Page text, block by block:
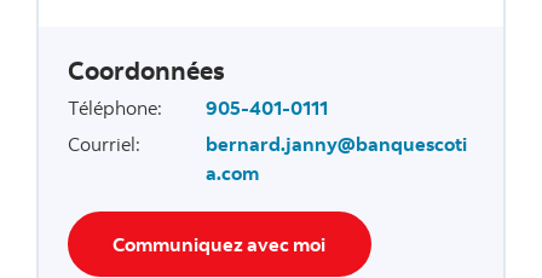
Coordonnées
Téléphone:
905-401-0111
Courriel:
bernard.janny@banquescoti
a.com
Communiquez avec moi